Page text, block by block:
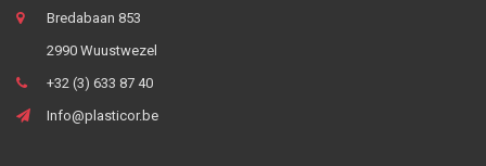
Bredabaan 853
2990 Wuustwezel
+32 (3) 633 87 40
Info@plasticor.be